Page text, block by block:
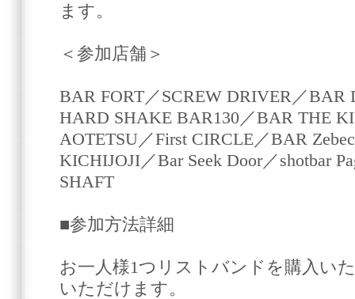
ます。
＜参加店舗＞
BAR FORT／SCREW DRIVER／BAR
HARD SHAKE BAR130／BAR THE
AOTETSU／First CIRCLE／BAR
KICHIJOJI／Bar Seek Door／shotbar
SHAFT
■参加方法詳細
お一人様1つリストバンドを購入い
いただけます。